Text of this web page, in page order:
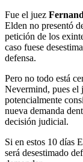
Fue el juez
Elden no presentó
petición de los
caso fuese
defensa.
Pero no todo está
Nevermind, pues el
potencialmente
nueva demanda
decisión judicial.
Si en estos 10 días
será desestimado